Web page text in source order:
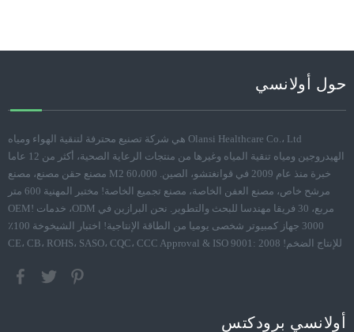
حول أولانسي
Olansi Healthcare Co.، Ltd هي شركة تصنيع محترفة لتنقية الهواء ومياه
الهيدروجين ومياه تنقية المياه وغيرها من منتجات الرعاية الصحية، أكثر من 12 عاما
خبرة منذ عام 2009 في قوانغتشو، الصين. 60،000 M2 مصنع حقن مصنع، مصنع
مرشح خاص، مصنع العفن الخاصة، مصنع تجميع الخاصة! مختبر المهنية 600 متر
مربع، 30 فريقا مهندسا للبحث والتطوير. نحن البرازين في ODM، خدمات OEM!
3000 جهاز كمبيوتر شخصى يوميا من الطاقة الإنتاجية! اختبار الشيخوخة 100٪
للإنتاج الضخم! CE، CB، ROHS، SASO، CQC، CCC Approval & ISO 9001: 2008
أولانسي برودكتس